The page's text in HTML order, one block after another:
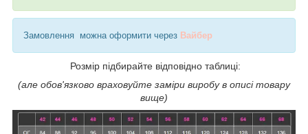
Замовлення можна оформити через Вайбер
Розмір підбирайте відповідно таблиці:
(але обов'язково враховуйте заміри виробу в описі товару
вище)